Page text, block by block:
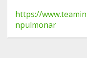
https://
npulmonar